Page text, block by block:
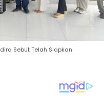
Sebut Telah Siapkan